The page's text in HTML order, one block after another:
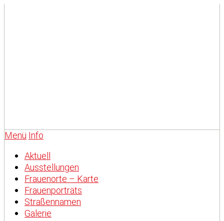
Menü Info
Aktuell
Ausstellungen
Frauenorte – Karte
Frauenporträts
Straßennamen
Galerie